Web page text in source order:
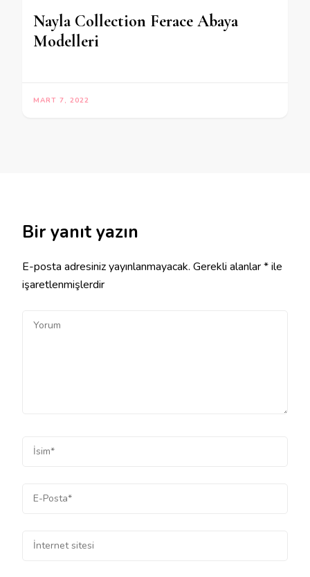
Nayla Collection Ferace Abaya
Modelleri
MART 7, 2022
Bir yanıt yazın
E-posta adresiniz yayınlanmayacak. Gerekli alanlar*ile
işaretlenmişlerdir